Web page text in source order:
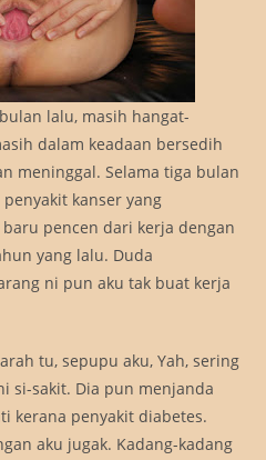
lalu, masih hangat-
dalam keadaan bersedih
meninggal. Selama tiga bulan
kanser yang
pencen dari kerja dengan
yang lalu. Duda
ni pun aku tak buat kerja
tu, sepupu aku, Yah, sering
si-sakit. Dia pun menjanda
kerana penyakit diabetes.
aku jugak. Kadang-kadang